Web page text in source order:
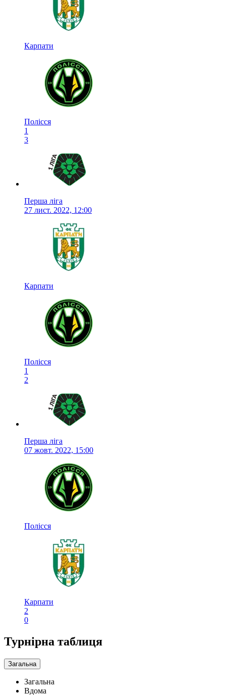
Карпати
Полісся
1
3
Перша ліга
27 лист. 2022, 12:00
Карпати
Полісся
1
2
Перша ліга
07 жовт. 2022, 15:00
Полісся
Карпати
2
0
Турнірна таблиця
Загальна
Загальна
Вдома